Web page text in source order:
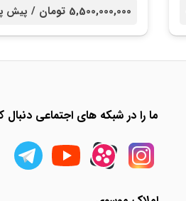
5,500,000,000 تومان / پیش
ما را در شبکه های اجتماعی دنبال